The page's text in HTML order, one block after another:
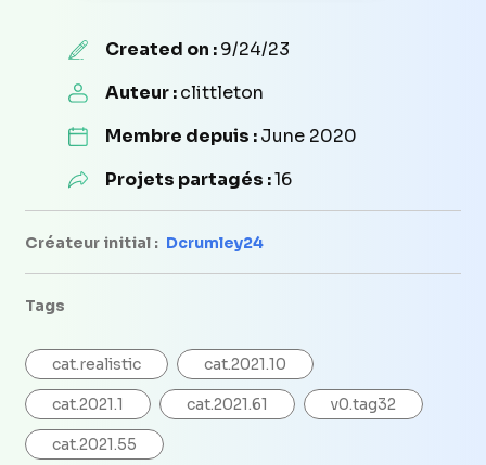
Created on :9/24/23
Auteur :clittleton
Membre depuis :June 2020
Projets partagés :16
Créateur initial : Dcrumley24
Tags
cat.realistic cat.2021.10
cat.2021.1 cat.2021.61 v0.tag32
cat.2021.55